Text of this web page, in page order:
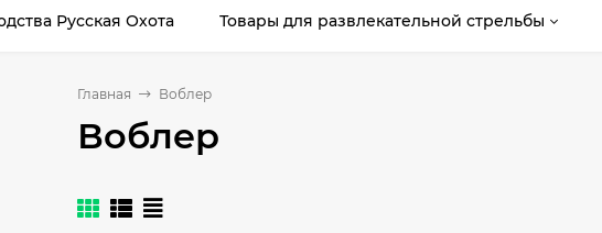
Русская Охота Товары для развлекательной стрельбы
Главная Воблер
Воблер